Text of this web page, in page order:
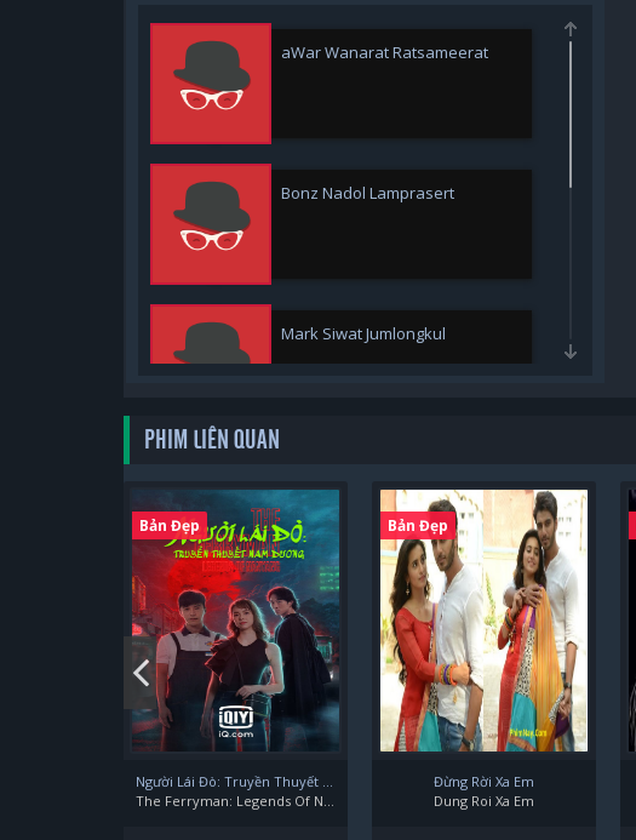
aWar Wanarat Ratsameerat
Bonz Nadol Lamprasert
Mark Siwat Jumlongkul
Yin Anan Wong
PHIM LIÊN QUAN
Bản Đẹp
Người Lái Đò: Truyền Thuyết Nam Dương
The Ferryman: Legends Of Nanyang
Bản Đẹp
Đừng Rời Xa Em
Dung Roi Xa Em